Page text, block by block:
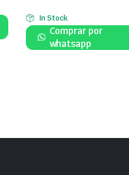
In Stock
Comprar por
whatsapp